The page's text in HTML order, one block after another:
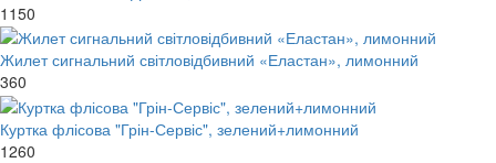
1150
Жилет сигнальний світловідбивний «Еластан», лимонний
360
Куртка флісова "Грін-Сервіс", зелений+лимонний
1260